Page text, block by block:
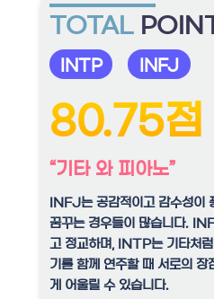
TOTAL
INTP INFJ
80.75점
“기타 와 피아노”
INFJ는 공감적이고 감수성이
꿈꾸는 경우들이 많습니다.
고 정교하며, INTP는 기타처
기를 함께 연주할 때 서로의 장
게 어울릴 수 있습니다.